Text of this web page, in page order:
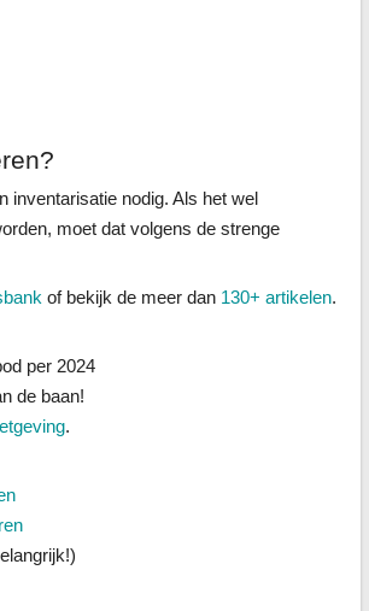
inventarisatie nodig. Als het wel
moet dat volgens de strenge
of bekijk de meer dan 130+ artikelen.
per 2024
de baan!
.